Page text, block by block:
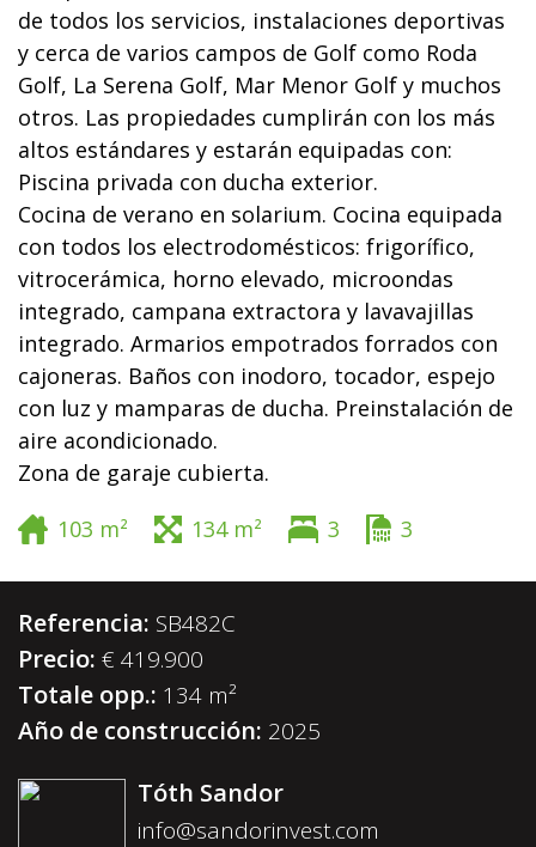
de todos los servicios, instalaciones deportivas
y cerca de varios campos de Golf como Roda
Golf, La Serena Golf, Mar Menor Golf y muchos
otros. Las propiedades cumplirán con los más
altos estándares y estarán equipadas con:
Piscina privada con ducha exterior.
Cocina de verano en solarium. Cocina equipada
con todos los electrodomésticos: frigorífico,
vitrocerámica, horno elevado, microondas
integrado, campana extractora y lavavajillas
integrado. Armarios empotrados forrados con
cajoneras. Baños con inodoro, tocador, espejo
con luz y mamparas de ducha. Preinstalación de
aire acondicionado.
Zona de garaje cubierta.
103 m²
134 m² 3 3
Referencia: SB482C
Precio: € 419.900
Totale opp.: 134 m²
Año de construcción: 2025
Tóth Sandor
info@sandorinvest.com